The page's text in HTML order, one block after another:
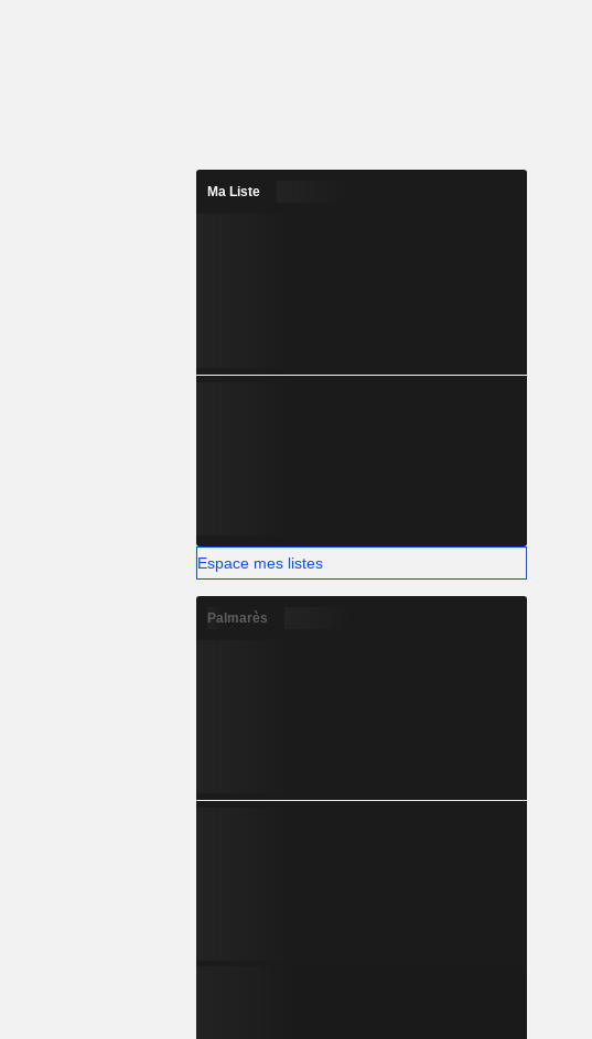
Ma Liste
Espace mes listes
Palmarès